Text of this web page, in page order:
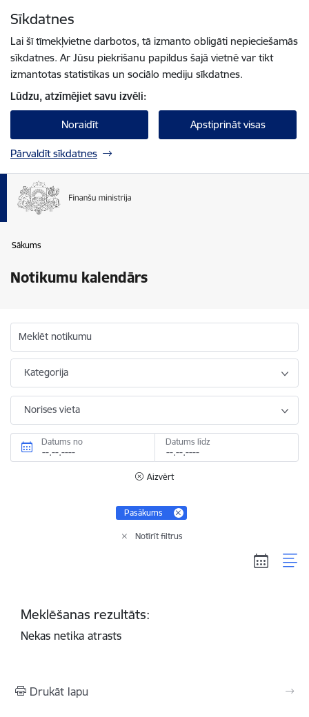
Sīkdatnes
Lai šī tīmekļvietne darbotos, tā izmanto obligāti nepieciešamās
sīkdatnes. Ar Jūsu piekrišanu papildus šajā vietnē var tikt
izmantotas statistikas un sociālo mediju sīkdatnes.
Lūdzu, atzīmējiet savu izvēli:
Noraidīt Apstiprināt visas
Pārvaldīt sīkdatnes
Sākums
Notikumu kalendārs
Meklēt notikumu
Kategorija
Norises vieta
Datums no Datums līdz
Aizvērt
Pasākums
Notīrīt filtrus
Meklēšanas rezultāts:
Nekas netika atrasts
Drukāt lapu